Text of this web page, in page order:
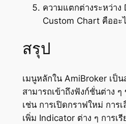
ความแตกต่างระหว่า
Custom Chart คืออะ
สรุป
เมนูหลักใน AmiBroker เ
สามารถเข้าถึงฟังก์ชั่นต่าง ๆ
เช่น การเปิดกราฟใหม่ การ
เพิ่ม Indicator ต่าง ๆ การเ